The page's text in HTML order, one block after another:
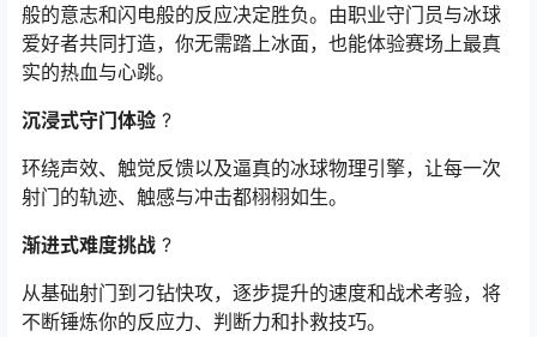
般的意志和闪电般的反应决定胜负。由职业守门员与冰球
爱好者共同打造，你无需踏上冰面，也能体验赛场上最真
实的热血与心跳。
沉浸式守门体验 ?
环绕声效、触觉反馈以及逼真的冰球物理引擎，让每一次
射门的轨迹、触感与冲击都栩栩如生。
渐进式难度挑战 ?
从基础射门到刁钻快攻，逐步提升的速度和战术考验，将
不断锤炼你的反应力、判断力和扑救技巧。